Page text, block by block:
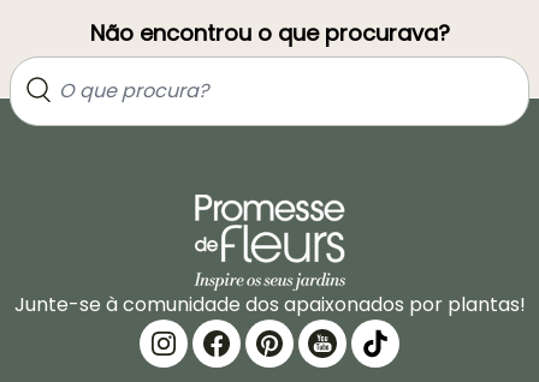
Não encontrou o que procurava?
Junte-se à comunidade dos apaixonados por plantas!